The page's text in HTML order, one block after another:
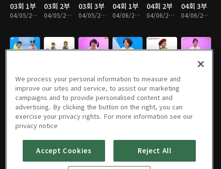
03회 1부
04/05/2023 • 8분
03회 2부
04/05/2023 • 8분
03회 3부
04/05/2023 • 9분
04회 1부
04/06/2023 • 8분
04회 2부
04/06/2023 • 8분
04회 3부
04/06/2023 • 9분
06회 2부
07회 1부
04/11/2023 • 8분
07회 2부 07회 3부 08회 1부 08회 2부 08회 3부
We process your personal information to measure and
improve our sites and service, to assist our marketing
campaigns and to provide personalised content and
advertising. By clicking the button on the right, you can
exercise your privacy rights. For more information see our
privacy notice
Accept Cookies Reject All